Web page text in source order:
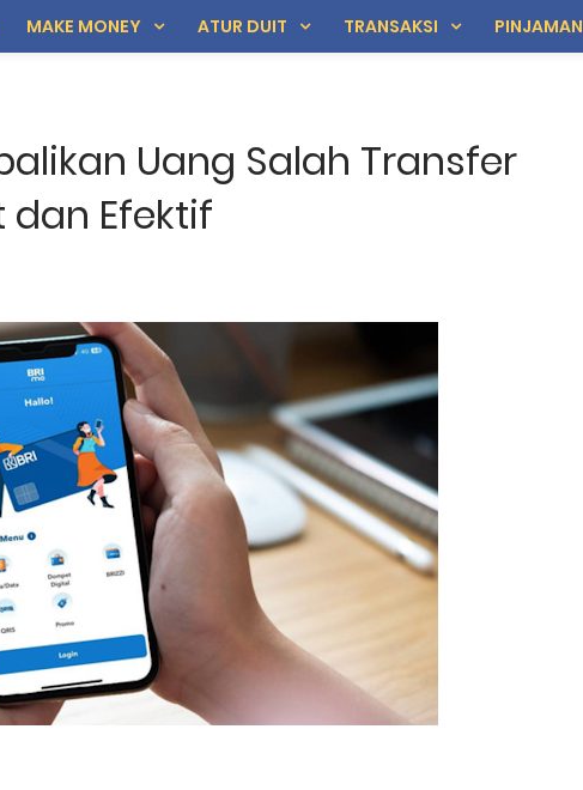
MAKE MONEY ATUR DUIT TRANSAKSI PINJAMAN
Uang Salah Transfer
dan Efektif